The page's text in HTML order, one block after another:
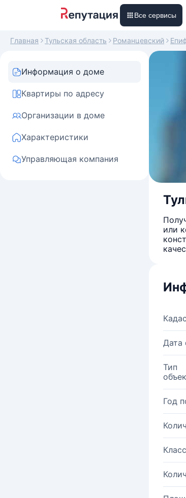
Все сервисы
Главная Тульская область Романцевский
Информация о доме
Квартиры по адресу
Организации в доме
Характеристики
Управляющая компания
или
Дата
Тип
Год